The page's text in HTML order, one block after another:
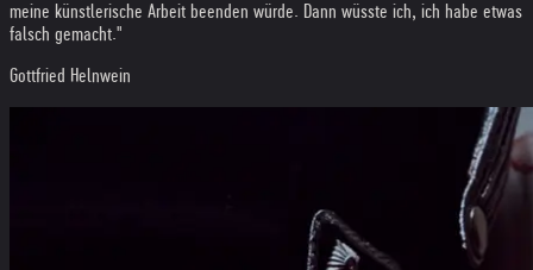
meine künstlerische Arbeit beenden würde. Dann wüsste ich, ich habe etwas
falsch gemacht."
Gottfried Helnwein